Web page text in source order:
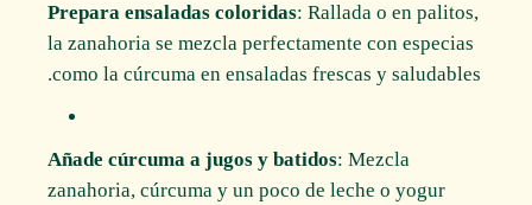
Prepara ensaladas coloridas: Rallada o en palitos,
la zanahoria se mezcla perfectamente con especias
como la cúrcuma en ensaladas frescas y saludables.
Añade cúrcuma a jugos y batidos: Mezcla
zanahoria, cúrcuma y un poco de leche o yogur